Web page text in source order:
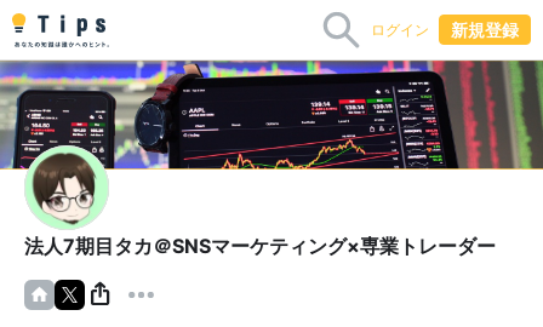
ログイン 新規登録
法人7期目タカ＠SNSマーケティング×専業トレーダー